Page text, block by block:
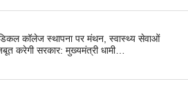
कॉलेज स्थापना पर मंथन, स्वास्थ्य सेवाओं
करेगी सरकार: मुख्यमंत्री धामी…